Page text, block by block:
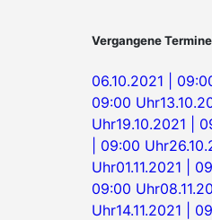
Vergangene Termine
06.10.2021 |
09:00 Uhr
Uhr19.10.2021 |
| 09:00 Uhr
Uhr01.11.2021 |
09:00 Uhr
Uhr14.11.2021 |